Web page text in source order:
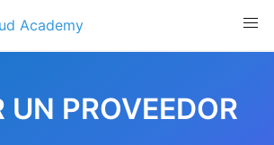
Academy
UN PROVEEDOR